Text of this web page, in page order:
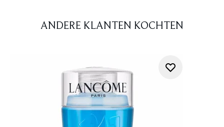
ANDERE KLANTEN KOCHTEN